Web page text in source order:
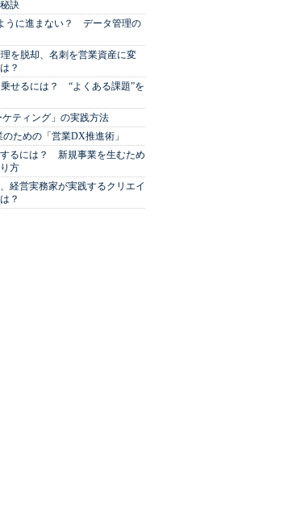
訣
うに進まない？ データ管理の
を脱却、名刺を営業資産に変
？
乗せるには？ “よくある課題”を
ティング」の実践方法
ための「営業DX推進術」
するには？ 新規事業を生むため
方
経営実務家が実践するクリエイ
？